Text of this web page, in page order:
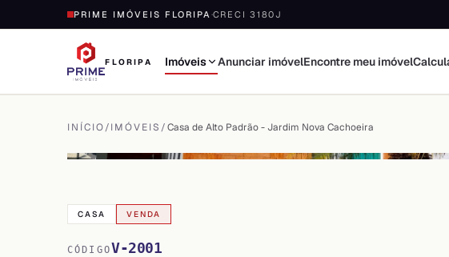
PRIME IMÓVEIS FLORIPA·CRECI 3180J
FLORIPA Imóveis Anunciar imóvelEncontre meu imóvel
INÍCIO/IMÓVEIS /Casa de Alto Padrão - Jardim Nova Cachoeira
CASA VENDA
CÓDIGOV-2001